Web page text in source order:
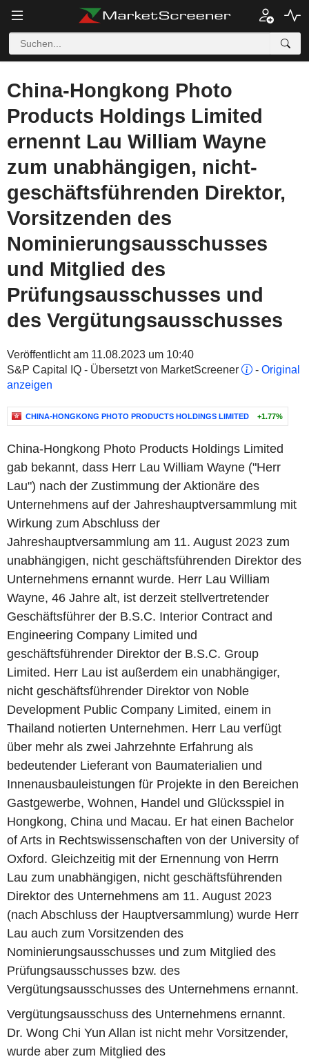
China-Hongkong Photo
Products Holdings Limited
ernennt Lau William Wayne
zum unabhängigen, nicht-
geschäftsführenden Direktor,
Vorsitzenden des
Nominierungsausschusses
und Mitglied des
Prüfungsausschusses und
des Vergütungsausschusses
Veröffentlicht am 11.08.2023 um 10:40
S&P Capital IQ - Übersetzt von MarketScreener
- Original
anzeigen
CHINA-HONGKONG PHOTO PRODUCTS HOLDINGS LIMITED +1.77%
China-Hongkong Photo Products Holdings Limited
gab bekannt, dass Herr Lau William Wayne ("Herr
Lau") nach der Zustimmung der Aktionäre des
Unternehmens auf der Jahreshauptversammlung mit
Wirkung zum Abschluss der
Jahreshauptversammlung am 11. August 2023 zum
unabhängigen, nicht geschäftsführenden Direktor des
Unternehmens ernannt wurde. Herr Lau William
Wayne, 46 Jahre alt, ist derzeit stellvertretender
Geschäftsführer der B.S.C. Interior Contract and
Engineering Company Limited und
geschäftsführender Direktor der B.S.C. Group
Limited. Herr Lau ist außerdem ein unabhängiger,
nicht geschäftsführender Direktor von Noble
Development Public Company Limited, einem in
Thailand notierten Unternehmen. Herr Lau verfügt
über mehr als zwei Jahrzehnte Erfahrung als
bedeutender Lieferant von Baumaterialien und
Innenausbauleistungen für Projekte in den Bereichen
Gastgewerbe, Wohnen, Handel und Glücksspiel in
Hongkong, China und Macau. Er hat einen Bachelor
of Arts in Rechtswissenschaften von der University of
Oxford. Gleichzeitig mit der Ernennung von Herrn
Lau zum unabhängigen, nicht geschäftsführenden
Direktor des Unternehmens am 11. August 2023
(nach Abschluss der Hauptversammlung) wurde Herr
Lau auch zum Vorsitzenden des
Nominierungsausschusses und zum Mitglied des
Prüfungsausschusses bzw. des
Vergütungsausschusses des Unternehmens ernannt.
Vergütungsausschuss des Unternehmens ernannt.
Dr. Wong Chi Yun Allan ist nicht mehr Vorsitzender,
wurde aber zum Mitglied des